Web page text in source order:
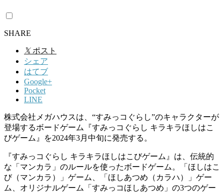
SHARE
𝕏 ポスト
シェア
はてブ
Google+
Pocket
LINE
株式会社メガハウスは、“すみっコぐらし”のキャラクターが
登場するボードゲーム『すみっコぐらし キラキラほしはこ
びゲーム』を2024年3月中旬に発売する。
『すみっコぐらし キラキラほしはこびゲーム』は、伝統的
な「マンカラ」のルールを使ったボードゲーム。「ほしはこ
び（マンカラ）」ゲーム、「ほしあつめ（カラハ）」ゲー
ム、オリジナルゲーム「すみっコほしあつめ」の3つのゲー